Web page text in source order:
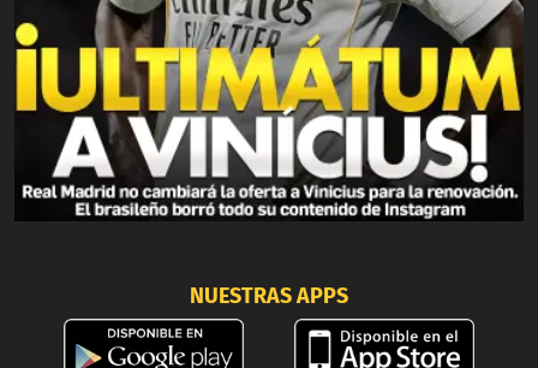
NUESTRAS APPS